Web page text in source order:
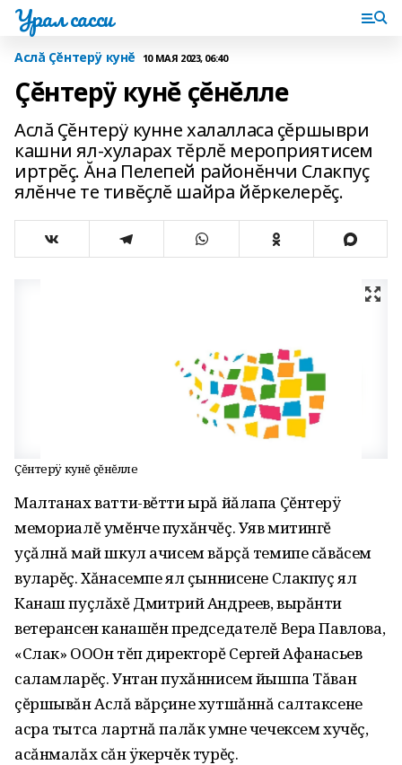
Урал сасси
Аслă Çĕнтерÿ кунĕ 10 МАЯ 2023, 06:40
Çĕнтерÿ кунĕ çĕнĕлле
Аслă Çĕнтерÿ кунне халалласа çĕршыври
кашни ял-хуларах тĕрлĕ мероприятисем
иртрĕç. Ăна Пелепей районĕнчи Слакпуç
ялĕнче те тивĕçлĕ шайра йĕркелерĕç.
Çĕнтерÿ кунĕ çĕнĕлле
Малтанах ватти-вĕтти ырă йăлапа Çĕнтерÿ
мемориалĕ умĕнче пухăнчĕç. Уяв митингĕ
уçăлнă май шкул ачисем вăрçă темипе сăвăсем
вуларĕç. Хăнасемпе ял çыннисене Слакпуç ял
Канаш пуçлăхĕ Дмитрий Андреев, вырăнти
ветерансен канашĕн председателĕ Вера Павлова,
«Слак» ОООн тĕп директорĕ Сергей Афанасьев
саламларĕç. Унтан пухăннисем йышпа Тăван
çĕршывăн Аслă вăрçине хутшăннă салтаксене
асра тытса лартнă палăк умне чечексем хучĕç,
асăнмалăх сăн ÿкерчĕк турĕç.